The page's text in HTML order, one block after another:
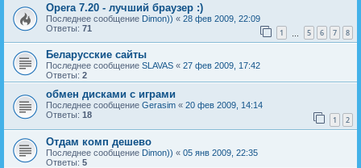
Opera 7.20 - лучший браузер :)
Последнее сообщение Dimon)) « 28 фев 2009, 22:09
Ответы: 71 1 5 6 7 8
Беларусские сайты
Последнее сообщение SLAVAS « 27 фев 2009, 17:42
Ответы: 2
обмен дисками с играми
Последнее сообщение Gerasim « 20 фев 2009, 14:14
Ответы: 18 1 2
Отдам комп дешево
Последнее сообщение Dimon)) « 05 янв 2009, 22:35
Ответы: 5